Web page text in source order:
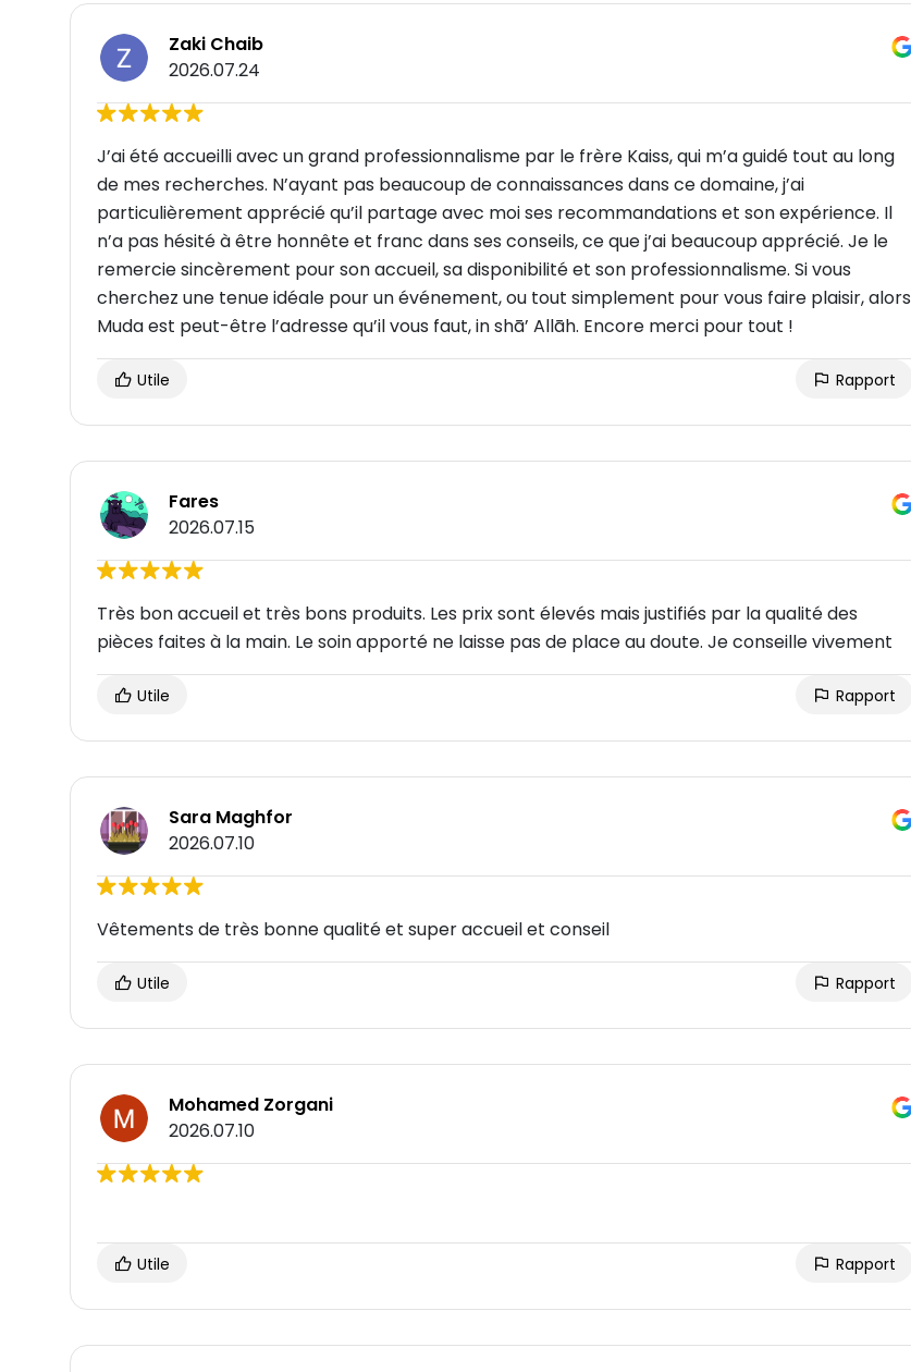
Zaki Chaib
2026.07.24
J’ai été accueilli avec un grand professionnalisme par le frère Kaiss, qui m’a guidé tout au long
de mes recherches. N’ayant pas beaucoup de connaissances dans ce domaine, j’ai
particulièrement apprécié qu’il partage avec moi ses recommandations et son expérience. Il
n’a pas hésité à être honnête et franc dans ses conseils, ce que j’ai beaucoup apprécié. Je le
remercie sincèrement pour son accueil, sa disponibilité et son professionnalisme. Si vous
cherchez une tenue idéale pour un événement, ou tout simplement pour vous faire plaisir, alors
Muda est peut-être l’adresse qu’il vous faut, in shā’ Allāh. Encore merci pour tout !
Utile Rapport
Fares
2026.07.15
Très bon accueil et très bons produits. Les prix sont élevés mais justifiés par la qualité des
pièces faites à la main. Le soin apporté ne laisse pas de place au doute. Je conseille vivement
Utile Rapport
Sara Maghfor
2026.07.10
Vêtements de très bonne qualité et super accueil et conseil
Utile Rapport
Mohamed Zorgani
2026.07.10
Utile Rapport